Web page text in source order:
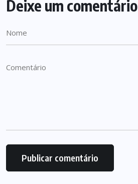
Deixe um comentário